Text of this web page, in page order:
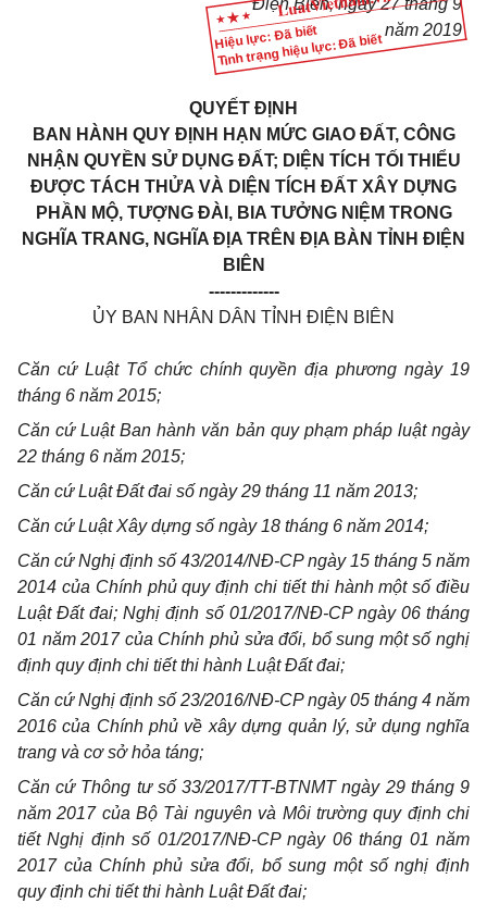
Hiệu lực: Đã biết
Tình trạng hiệu lực: Đã biết
Điện Biên, ngày27tháng9
năm 2019
QUYẾT ĐỊNH
BAN HÀNH QUY ĐỊNH HẠN MỨC GIAO ĐẤT, CÔNG
NHẬN QUYỀN SỬ DỤNG ĐẤT; DIỆN TÍCH TỐI THIỂU
ĐƯỢC TÁCH THỬA VÀ DIỆN TÍCH ĐẤT XÂY DỰNG
PHẦN MỘ, TƯỢNG ĐÀI, BIA TƯỞNG NIỆM TRONG
NGHĨA TRANG, NGHĨA ĐỊA TRÊN ĐỊA BÀN TỈNH ĐIỆN
BIÊN
-------------
ỦY BAN NHÂN DÂN TỈNH ĐIỆN BIÊN
Căn cứ Luật Tổ chức chính quyền địa phương ngày 19
tháng 6 năm 2015;
Căn cứ Luật Ban hành văn bản quy phạm pháp luật ngày
22 tháng 6 năm 2015;
Căn cứ Luật Đất đai số ngày 29 tháng 11 năm 2013;
Căn cứ Luật Xây dựng số ngày 18 tháng 6 năm 2014;
Căn cứ Nghị định số 43/2014/NĐ-CP ngày 15 tháng 5 năm
2014 của Chính phủ quy định chi tiết thi hành một số điều
Luật Đất đai; Nghị định số 01/2017/NĐ-CP ngày 06 tháng
01 năm 2017 của Chính phủ sửa đổi, bổ sung một số nghị
định quy định chi tiết thi hành Luật Đất đai;
Căn cứ Nghị định số 23/2016/NĐ-CP ngày 05 tháng 4 năm
2016 của Chính phủ về xây dựng quản lý, sử dụng nghĩa
trang và cơ sở hỏa táng;
Căn cứ Thông tư số 33/2017/TT-BTNMT ngày 29 tháng 9
năm 2017 của Bộ Tài nguyên và Môi trường quy định chi
tiết Nghị định số 01/2017/NĐ-CP ngày 06 tháng 01 năm
2017 của Chính phủ sửa đổi, bổ sung một số nghị định
quy định chi tiết thi hành Luật Đất đai;